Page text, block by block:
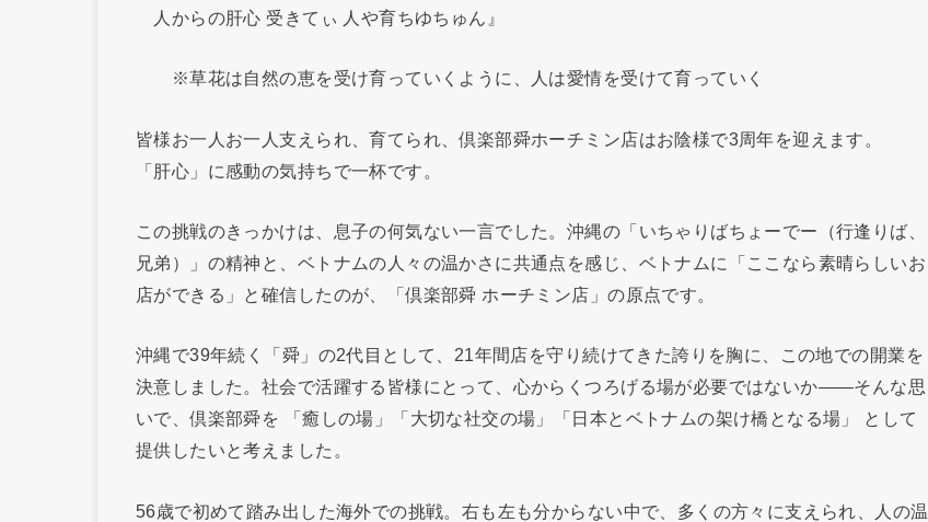
人からの肝心 受きてぃ 人や育ちゆちゅん』
※草花は自然の恵を受け育っていくように、人は愛情を受けて育っていく
皆様お一人お一人支えられ、育てられ、倶楽部舜ホーチミン店はお陰様で3周年を迎えます。
「肝心」に感動の気持ちで一杯です。
この挑戦のきっかけは、息子の何気ない一言でした。沖縄の「いちゃりばちょーでー（行逢りば、
兄弟）」の精神と、ベトナムの人々の温かさに共通点を感じ、ベトナムに「ここなら素晴らしいお
店ができる」と確信したのが、「倶楽部舜 ホーチミン店」の原点です。
沖縄で39年続く「舜」の2代目として、21年間店を守り続けてきた誇りを胸に、この地での開業を
決意しました。社会で活躍する皆様にとって、心からくつろげる場が必要ではないか——そんな思
いで、倶楽部舜を 「癒しの場」「大切な社交の場」「日本とベトナムの架け橋となる場」 として
提供したいと考えました。
56歳で初めて踏み出した海外での挑戦。右も左も分からない中で、多くの方々に支えられ、人の温